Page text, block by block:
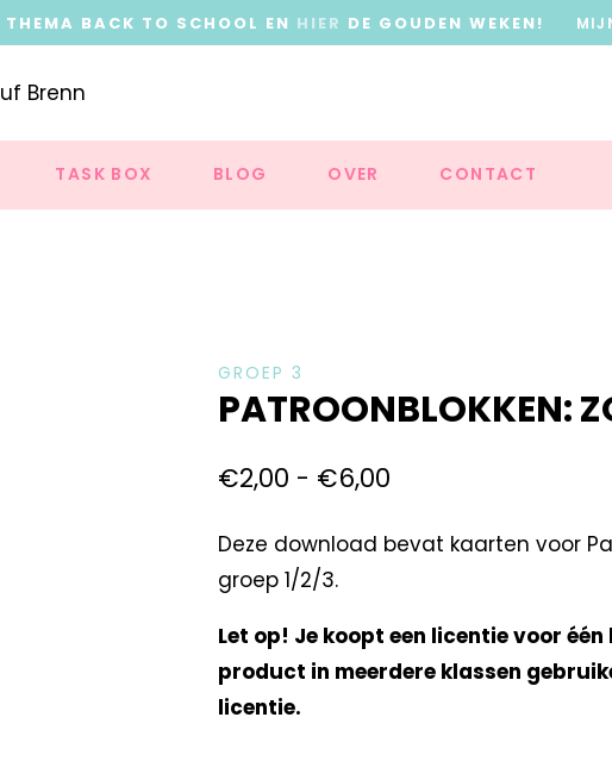
THEMA BACK TO SCHOOL EN HIER DE GOUDEN WEKEN!
TASK BOX BLOG OVER CONTACT
GROEP 3
PATROONBLOKKEN:
€2,00 - €6,00
Deze download bevat kaarten voor
groep 1/2/3.
Let op! Je koopt een licentie voor
product in meerdere klassen
licentie.